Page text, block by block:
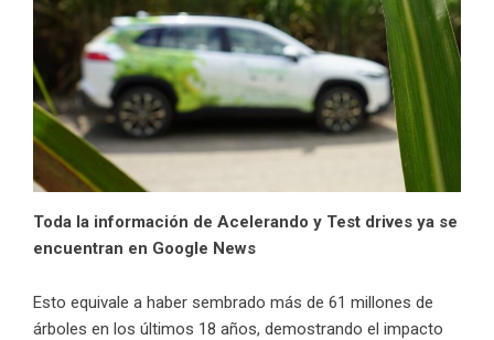
Toda la información de Acelerando y Test drives ya se
encuentran en Google News
Esto equivale a haber sembrado más de 61 millones de
árboles en los últimos 18 años, demostrando el impacto